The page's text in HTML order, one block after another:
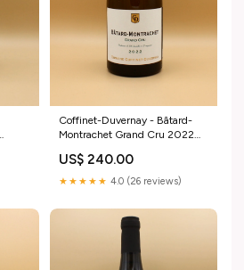
Coffinet-Duvernay - Bâtard-
Montrachet Grand Cru 2022
US$ 240.00
★★★★★ 4.0 (26 reviews)